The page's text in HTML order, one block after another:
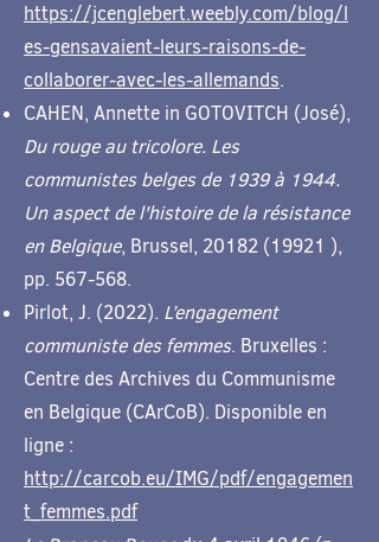
https://jcenglebert.weebly.com/blog/l
es-gensavaient-leurs-raisons-de-
collaborer-avec-les-allemands.
CAHEN, Annette in GOTOVITCH (José),
Du rouge au tricolore. Les
communistes belges de 1939 à 1944.
Un aspect de l'histoire de la résistance
en Belgique, Brussel, 20182 (19921 ),
pp. 567-568.
Pirlot, J. (2022). L’engagement
communiste des femmes. Bruxelles :
Centre des Archives du Communisme
en Belgique (CArCoB). Disponible en
ligne :
http://carcob.eu/IMG/pdf/engagemen
t_femmes.pdf